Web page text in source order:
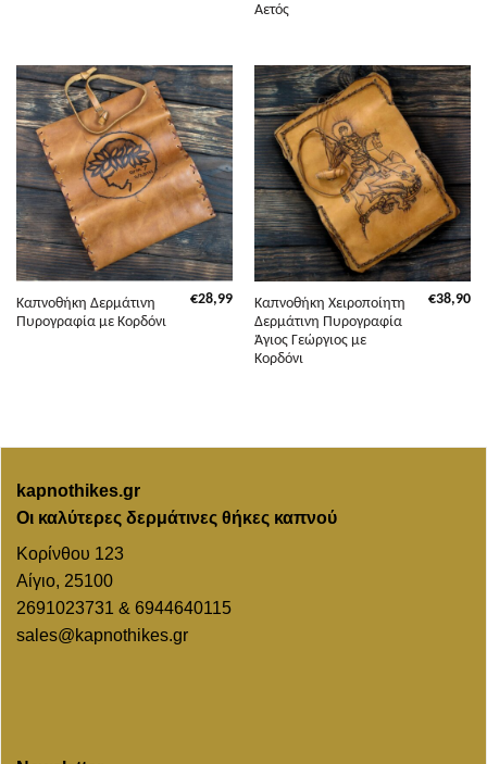
Αετός
Καπνοθήκη Δερμάτινη
Πυρογραφία με Κορδόνι
€28,99
Καπνοθήκη Χειροποίητη
Δερμάτινη Πυρογραφία
Άγιος Γεώργιος με
Κορδόνι
€38,90
kapnothikes.gr
Οι καλύτερες δερμάτινες θήκες καπνού
Κορίνθου 123
Αίγιο, 25100
2691023731 & 6944640115
sales@kapnothikes.gr